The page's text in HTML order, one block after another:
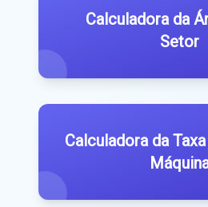
Calculadora da
Setor
Calculadora da